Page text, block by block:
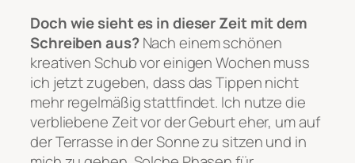
Doch wie sieht es in dieser Zeit mit dem
Schreiben aus?Nach einem schönen
kreativen Schub vor einigen Wochen muss
ich jetzt zugeben, dass das Tippen nicht
mehr regelmäßig stattfindet. Ich nutze die
verbliebene Zeit vor der Geburt eher, um auf
der Terrasse in der Sonne zu sitzen und in